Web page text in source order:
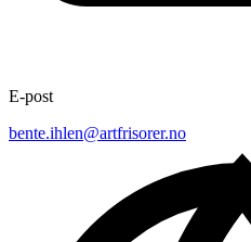
E-post
bente.ihlen@artfrisorer.no